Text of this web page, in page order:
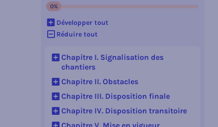
Contenu en cours :
0%
Développer tout
Réduire tout
Chapitre I. Signalisation des
chantiers
Afficher le sous-jacent
Chapitre II. Obstacles
Afficher le sous-jacent
Chapitre III. Disposition finale
Afficher le sous-jacent
Chapitre IV. Disposition transitoire
Afficher le sous-jacent